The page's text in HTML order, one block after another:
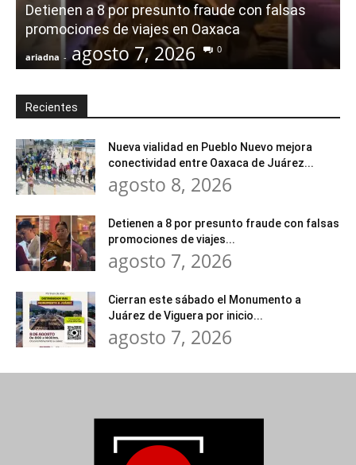
Detienen a 8 por presunto fraude con falsas
promociones de viajes en Oaxaca
ariadna - agosto 7, 2026 0
Recientes
Nueva vialidad en Pueblo Nuevo mejora
conectividad entre Oaxaca de Juárez...
agosto 8, 2026
Detienen a 8 por presunto fraude con falsas
promociones de viajes...
agosto 7, 2026
Cierran este sábado el Monumento a
Juárez de Viguera por inicio...
agosto 7, 2026